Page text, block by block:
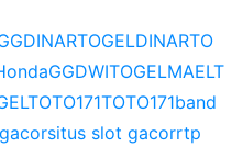
DINARTOGELDINARTO
DWITOGELMAELT
TOTO171TOTO171band
situs slot gacorrtp